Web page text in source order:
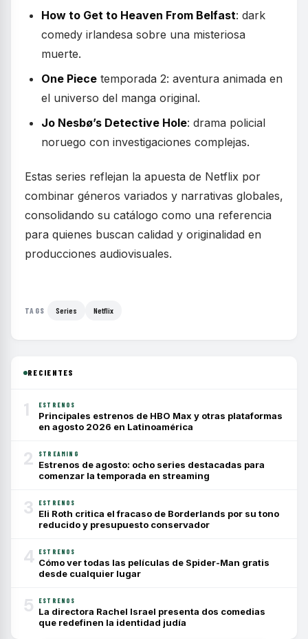
How to Get to Heaven From Belfast: dark
comedy irlandesa sobre una misteriosa
muerte.
One Piece temporada 2: aventura animada en
el universo del manga original.
Jo Nesbø’s Detective Hole: drama policial
noruego con investigaciones complejas.
Estas series reflejan la apuesta de Netflix por
combinar géneros variados y narrativas globales,
consolidando su catálogo como una referencia
para quienes buscan calidad y originalidad en
producciones audiovisuales.
TAGS Series Netflix
RECIENTES
1 ESTRENOS
Principales estrenos de HBO Max y otras plataformas
en agosto 2026 en Latinoamérica
2 STREAMING
Estrenos de agosto: ocho series destacadas para
comenzar la temporada en streaming
3 ESTRENOS
Eli Roth critica el fracaso de Borderlands por su tono
reducido y presupuesto conservador
4 ESTRENOS
Cómo ver todas las películas de Spider-Man gratis
desde cualquier lugar
5 ESTRENOS
La directora Rachel Israel presenta dos comedias
que redefinen la identidad judía